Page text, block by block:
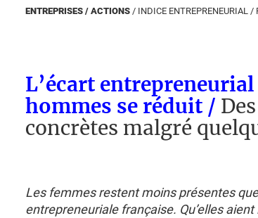
ENTREPRISES / ACTIONS / INDICE ENTREPRENEURIAL /
L’écart
hommes se réduit /
concrètes malgré
Les femmes restent moins présentes
entrepreneuriale française. Qu’elles